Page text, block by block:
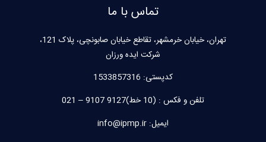
تماس با ما
تهران، خیابان خرمشهر، تقاطع خیابان صابونچی، پلاک 121،
شرکت ایده ورزان
کدپستی: 1533857316
تلفن و فکس : (10 خط)9127 9107 – 021
ایمیل: info@ipmp.ir